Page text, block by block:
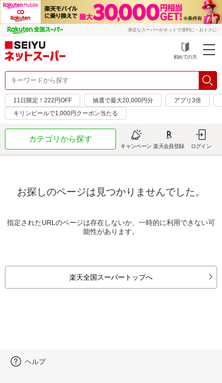
身近なスーパーがネットで便利に・おトクに
初めての方
11日限定！222円OFF 抽選で最大20,000円分
アプリ3倍
キリンビールで1,000円クーポン当たる
カテゴリから探す
キャンペーン 楽天会員登録 ログイン
お探しのページは見つかりませんでした。
指定されたURLのページは存在しないか、一時的に利用できない可
能性があります。
楽天全国スーパートップへ
ヘルプ